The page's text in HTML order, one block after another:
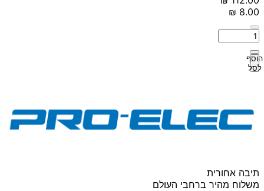
הוסף
לסל
תיבה אחורית
משלוח מהיר ברחבי העולם